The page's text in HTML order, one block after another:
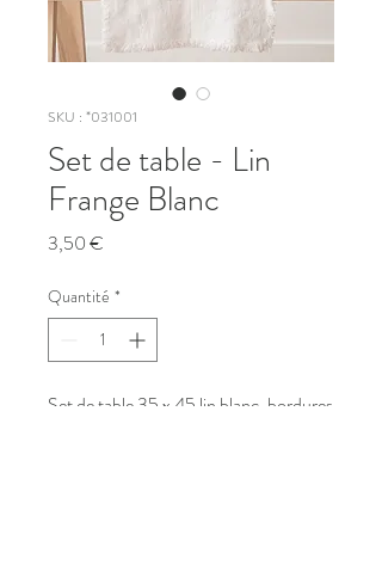
SKU : *031001
Set de table - Lin
Frange Blanc
3,50 €
Quantité *
Set de table 35 x 45 lin blanc, bordures